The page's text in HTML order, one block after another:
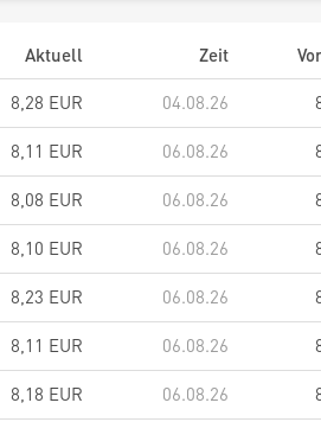
Aktuell Zeit
8,28 EUR 04.08.26
8,11 EUR 06.08.26
8,08 EUR 06.08.26
8,10 EUR 06.08.26
8,23 EUR 06.08.26
8,11 EUR 06.08.26
8,18 EUR 06.08.26